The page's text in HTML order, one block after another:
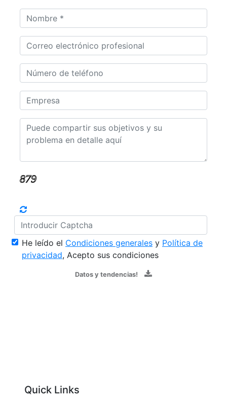
He leído el Condiciones generales y Política de
privacidad, Acepto sus condiciones
Datos y tendencias!
Quick Links